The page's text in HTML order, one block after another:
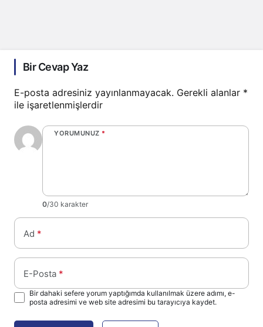
Bir Cevap Yaz
E-posta adresiniz yayınlanmayacak. Gerekli alanlar *
ile işaretlenmişlerdir
YORUMUNUZ *
0/30 karakter
Ad *
E-Posta *
Bir dahaki sefere yorum yaptığımda kullanılmak üzere adımı, e-
posta adresimi ve web site adresimi bu tarayıcıya kaydet.